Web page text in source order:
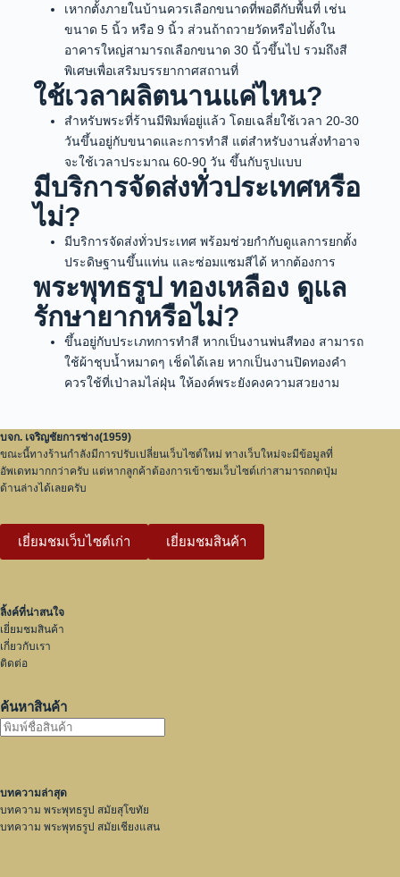
เหากตั้งภายในบ้านควรเลือกขนาดที่พอดีกับพื้นที่ เช่น
ขนาด 5 นิ้ว หรือ 9 นิ้ว ส่วนถ้าถวายวัดหรือไปตั้งใน
อาคารใหญ่สามารถเลือกขนาด 30 นิ้วขึ้นไป รวมถึงสี
พิเศษเพื่อเสริมบรรยากาศสถานที่
ใช้เวลาผลิตนานแค่ไหน?
สำหรับพระที่ร้านมีพิมพ์อยู่แล้ว โดยเฉลี่ยใช้เวลา 20-30
วันขึ้นอยู่กับขนาดและการทำสี แต่สำหรับงานสั่งทำอาจ
จะใช้เวลาประมาณ 60-90 วัน ขึ้นกับรูปแบบ
มีบริการจัดส่งทั่วประเทศหรือ
ไม่?
มีบริการจัดส่งทั่วประเทศ พร้อมช่วยกำกับดูแลการยกตั้ง
ประดิษฐานขึ้นแท่น และซ่อมแซมสีได้ หากต้องการ
พระพุทธรูป ทองเหลือง ดูแล
รักษายากหรือไม่?
ขึ้นอยู่กับประเภทการทำสี หากเป็นงานพ่นสีทอง สามารถ
ใช้ผ้าชุบน้ำหมาดๆ เช็ดได้เลย หากเป็นงานปิดทองคำ
ควรใช้ที่เป่าลมไล่ฝุ่น ให้องค์พระยังคงความสวยงาม
บจก. เจริญชัยการช่าง(1959)
ขณะนี้ทางร้านกำลังมีการปรับเปลี่ยนเว็บไซต์ใหม่ ทางเว็บใหม่จะมีข้อมูลที่
อัพเดทมากกว่าครับ แต่หากลูกค้าต้องการเข้าชมเว็บไซต์เก่าสามารถกดปุ่ม
ด้านล่างได้เลยครับ
เยี่ยมชมเว็บไซต์เก่า เยี่ยมชมสินค้า
ลิ้งค์ที่น่าสนใจ
เยี่ยมชมสินค้า
เกี่ยวกับเรา
ติดต่อ
ค้นหาสินค้า
บทความล่าสุด
บทความ พระพุทธรูป สมัยสุโขทัย
บทความ พระพุทธรูป สมัยเชียงแสน